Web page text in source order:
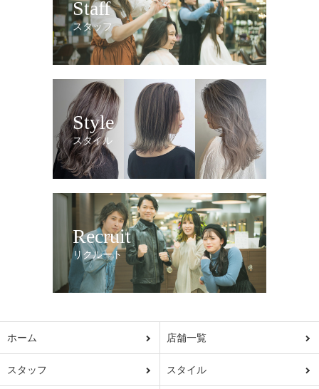
Staff
スタッフ
Style
スタイル
Recruit
リクルート
ホーム 店舗一覧
スタッフ スタイル